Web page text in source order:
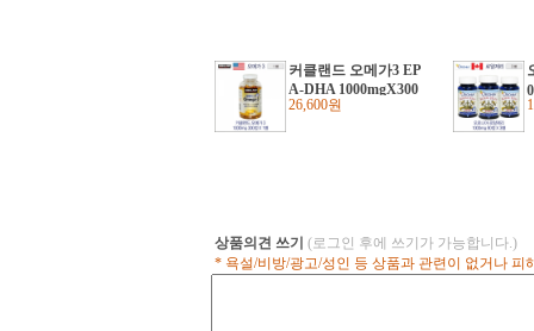
커클랜드 오메가3 EP
A-DHA 1000mgX300
정 1병
26,600원
상품의견 쓰기 (로그인 후에 쓰기가 가능합니다.)
* 욕설/비방/광고/성인 등 상품과 관련이 없거나